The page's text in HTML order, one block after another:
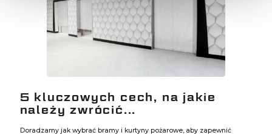
5 kluczowych cech, na jakie
należy zwrócić...
Doradzamy jak wybrać bramy i kurtyny pożarowe, aby zapewnić